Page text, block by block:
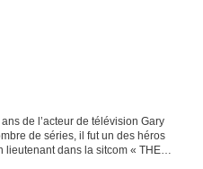
de l’acteur de télévision Gary
de séries, il fut un des héros
lieutenant dans la sitcom « THE